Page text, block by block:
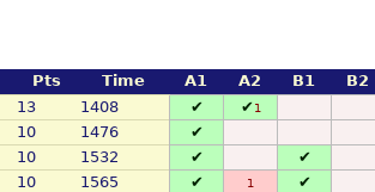
Pts Time A1 A2 B1 B2
13 1408 ✔ ✔1
10 1476 ✔
10 1532 ✔ ✔
10 1565 ✔ 1 ✔